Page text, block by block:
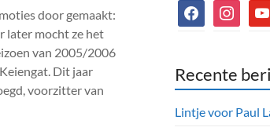
door gemaakt:
later mocht ze het
van 2005/2006
Dit jaar
voorzitter van
facebookinstagram
Recente
Lintje voor Paul